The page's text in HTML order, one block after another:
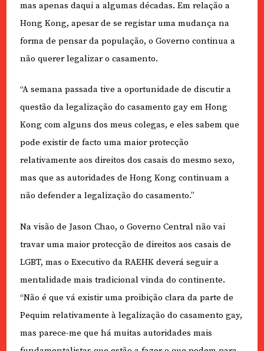
mas apenas daqui a algumas décadas. Em relação a
Hong Kong, apesar de se registar uma mudança na
forma de pensar da população, o Governo continua a
não querer legalizar o casamento.
“A semana passada tive a oportunidade de discutir a
questão da legalização do casamento gay em Hong
Kong com alguns dos meus colegas, e eles sabem que
pode existir de facto uma maior protecção
relativamente aos direitos dos casais do mesmo sexo,
mas que as autoridades de Hong Kong continuam a
não defender a legalização do casamento.”
Na visão de Jason Chao, o Governo Central não vai
travar uma maior protecção de direitos aos casais de
LGBT, mas o Executivo da RAEHK deverá seguir a
mentalidade mais tradicional vinda do continente.
“Não é que vá existir uma proibição clara da parte de
Pequim relativamente à legalização do casamento gay,
mas parece-me que há muitas autoridades mais